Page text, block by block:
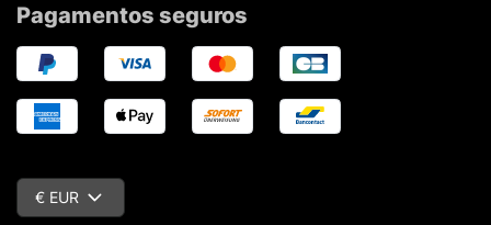
Pagamentos seguros
€ EUR